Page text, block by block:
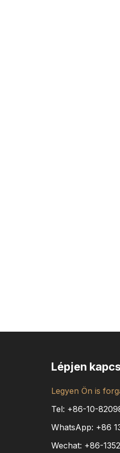
Lépjen
Legyen Ön is
Tel: +86-10-
WhatsApp: +86
Wechat: +86-